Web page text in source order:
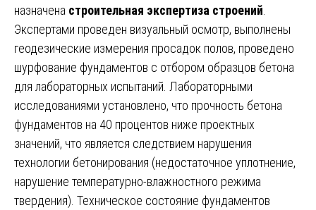
назначена строительная экспертиза строений
Экспертами проведен визуальный осмотр, выполнены
геодезические измерения просадок полов, проведено
шурфование фундаментов с отбором образцов бетона
для лабораторных испытаний. Лабораторными
исследованиями установлено, что прочность бетона
фундаментов на 40 процентов ниже проектных
значений, что является следствием нарушения
технологии бетонирования (недостаточное уплотнение,
нарушение температурно-влажностного режима
твердения). Техническое состояние фундаментов